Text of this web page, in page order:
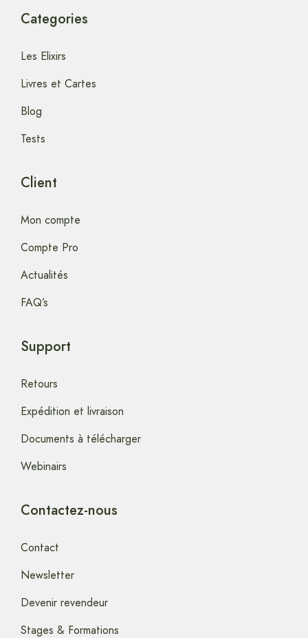
Categories
Les Elixirs
Livres et Cartes
Blog
Tests
Client
Mon compte
Compte Pro
Actualités
FAQ’s
Support
Retours
Expédition et livraison
Documents à télécharger
Webinairs
Contactez-nous
Contact
Newsletter
Devenir revendeur
Stages & Formations